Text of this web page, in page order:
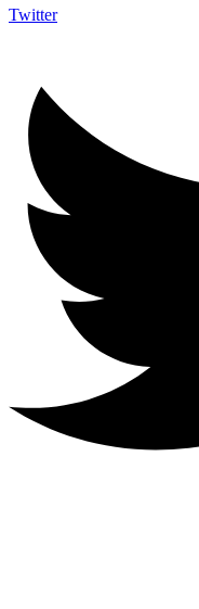
Twitter